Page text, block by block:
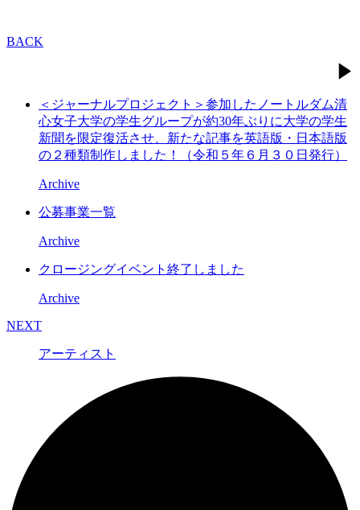
BACK
＜ジャーナルプロジェクト＞参加したノートルダム清
心女子大学の学生グループが約30年ぶりに大学の学生
新聞を限定復活させ、新たな記事を英語版・日本語版
の２種類制作しました！（令和５年６月３０日発行）
Archive
公募事業一覧
Archive
クロージングイベント終了しました
Archive
NEXT
アーティスト